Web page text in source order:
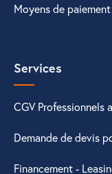
Moyens de paiement
Services
CGV Professionnels
Demande de devis
Financement -